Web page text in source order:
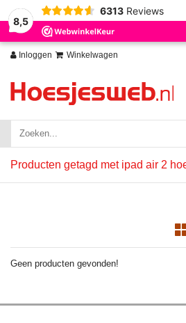
8,5
6313 Reviews
Inloggen Winkelwagen
Producten getagd met ipad air 2
Geen producten gevonden!
Wij slaan cookies op om onze website te
Nee